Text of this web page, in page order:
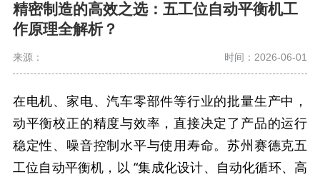
精密制造的高效之选：五工位自动平衡机工
作原理全解析？
来源： 时间：2026-06-01
在电机、家电、汽车零部件等行业的批量生产中，
动平衡校正的精度与效率，直接决定了产品的运行
稳定性、噪音控制水平与使用寿命。苏州赛德克五
工位自动平衡机，以 “集成化设计、自动化循环、高